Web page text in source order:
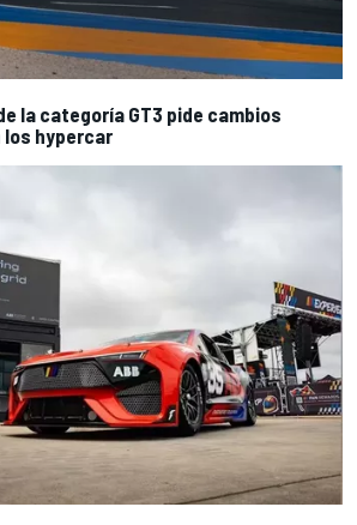
la categoría GT3 pide cambios
los hypercar